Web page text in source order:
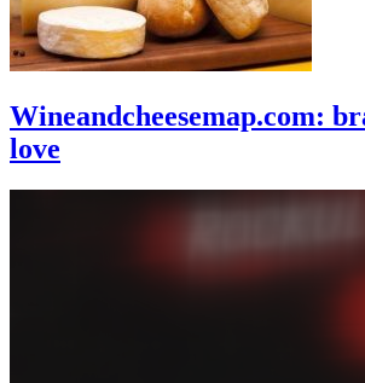
Wineandcheesemap.com:
love